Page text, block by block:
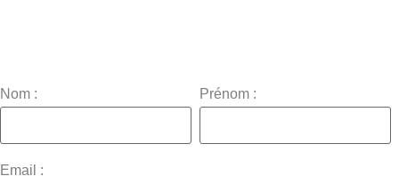
Nom : Prénom :
Email :